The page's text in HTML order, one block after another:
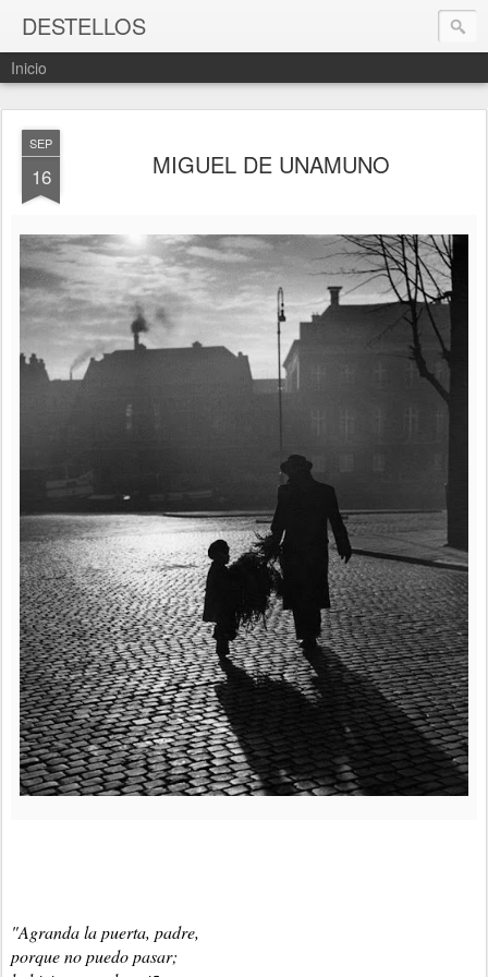
DESTELLOS
Inicio
SEP
16 MIGUEL DE UNAMUNO
"Agranda la puerta, padre,
porque no puedo pasar;